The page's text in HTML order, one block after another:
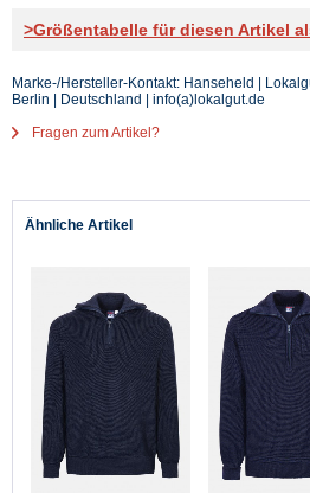
>Größentabelle für diesen Artikel
Marke-/Hersteller-Kontakt: Hanseheld |
Berlin | Deutschland | info(a)lokalgut.de
Fragen zum Artikel?
Ähnliche Artikel